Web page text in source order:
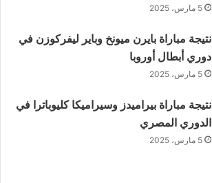
5 مارس، 2025
نتيجة مباراة بايرن ميونخ وباير ليفركوزن في
دوري أبطال أوروبا
5 مارس، 2025
نتيجة مباراة بيراميدز وسيراميكا كليوباترا في
الدوري المصري
5 مارس، 2025